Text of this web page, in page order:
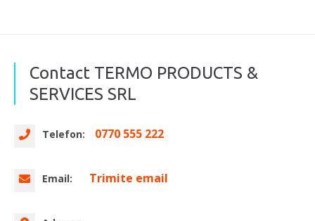
Contact TERMO PRODUCTS &
SERVICES SRL
Telefon: 0770 555 222
Email: Trimite email